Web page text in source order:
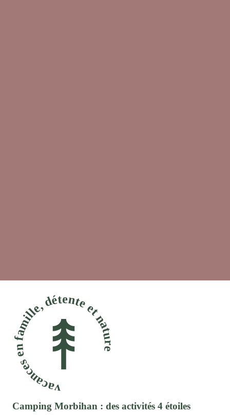
vacances en famille, détente et nature
Camping Morbihan : des activités 4 étoiles